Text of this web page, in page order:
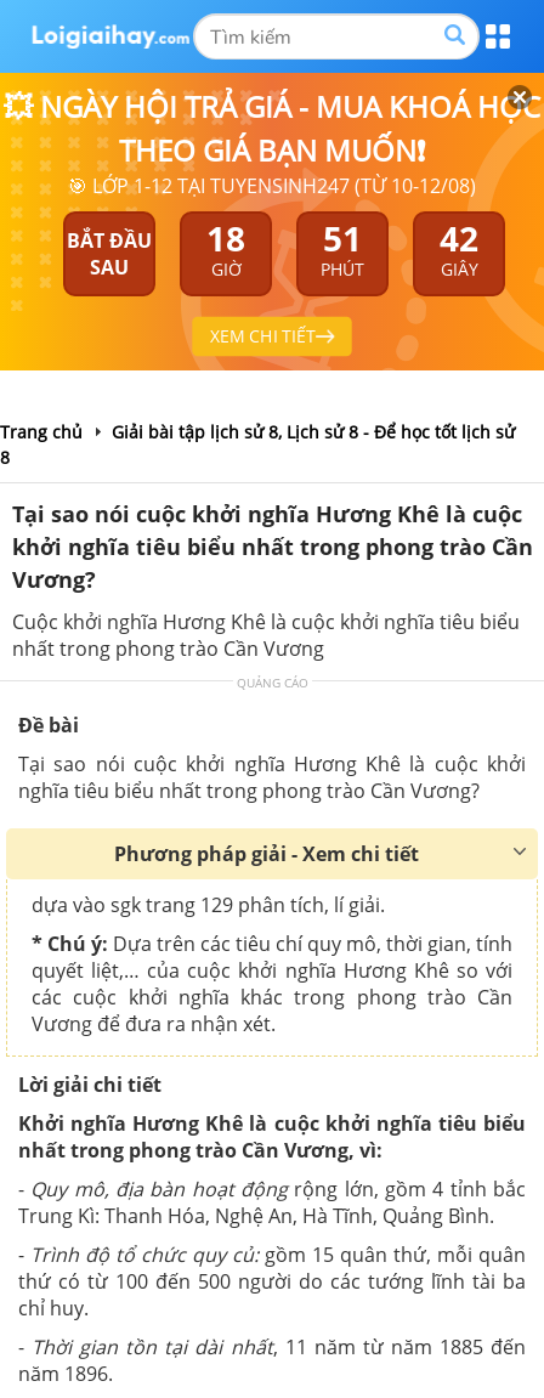
💥 NGÀY HỘI TRẢ GIÁ - MUA KHOÁ HỌC
THEO GIÁ BẠN MUỐN❗
🎯 LỚP 1-12 TẠI TUYENSINH247 (TỪ 10-12/08)
BẮT ĐẦU
SAU
18
GIỜ
51
PHÚT
42
GIÂY
XEM CHI TIẾT
Trang chủ
Giải bài tập lịch sử 8, Lịch sử 8 - Để học tốt lịch sử
8
Tại sao nói cuộc khởi nghĩa Hương Khê là cuộc
khởi nghĩa tiêu biểu nhất trong phong trào Cần
Vương?
Cuộc khởi nghĩa Hương Khê là cuộc khởi nghĩa tiêu biểu
nhất trong phong trào Cần Vương
QUẢNG CÁO
Đề bài
Tại sao nói cuộc khởi nghĩa Hương Khê là cuộc khởi
nghĩa tiêu biểu nhất trong phong trào Cần Vương?
Phương pháp giải - Xem chi tiết
dựa vào sgk trang 129 phân tích, lí giải.
* Chú ý: Dựa trên các tiêu chí quy mô, thời gian, tính
quyết liệt,… của cuộc khởi nghĩa Hương Khê so với
các cuộc khởi nghĩa khác trong phong trào Cần
Vương để đưa ra nhận xét.
Lời giải chi tiết
Khởi nghĩa Hương Khê là cuộc khởi nghĩa tiêu biểu
nhất trong phong trào Cần Vương, vì:
- Quy mô, địa bàn hoạt độngrộng lớn, gồm 4 tỉnh bắc
Trung Kì: Thanh Hóa, Nghệ An, Hà Tĩnh, Quảng Bình.
- Trình độ tổ chức quy củ:gồm 15 quân thứ, mỗi quân
thứ có từ 100 đến 500 người do các tướng lĩnh tài ba
chỉ huy.
- Thời gian tồn tại dài nhất, 11 năm từ năm 1885 đến
năm 1896.